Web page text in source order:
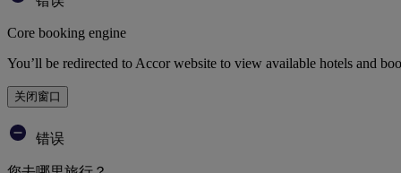
Core booking engine
You’ll be redirected to Accor website to view available hotels and
关闭窗口
错误